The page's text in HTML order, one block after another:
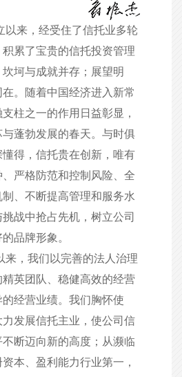
以来，经受住了信托业多轮
累了宝贵的信托投资管理
坷与成就并存；展望明
。随着中国经济进入新常
柱之一的作用日益彰显，
蓬勃发展的春天。与时俱
得，信托贵在创新，唯有
严格防范和控制风险、全
、不断提高管理和服务水
战中抢占先机，树立公司
品牌形象。
来，我们以完善的法人治理
英团队、稳健高效的经营
经营业绩。我们胸怀使
发展信托主业，使公司信
断迈向新的高度；从濒临
本、盈利能力行业第一，